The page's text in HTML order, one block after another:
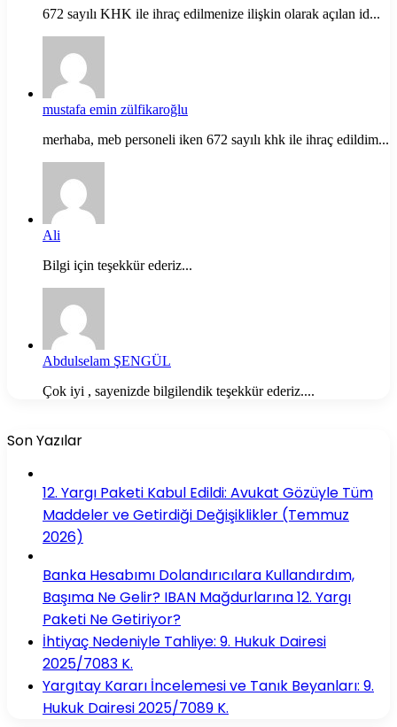
672 sayılı KHK ile ihraç edilmenize ilişkin olarak açılan id...
mustafa emin zülfikaroğlu
merhaba, meb personeli iken 672 sayılı khk ile ihraç edildim...
Ali
Bilgi için teşekkür ederiz...
Abdulselam ŞENGÜL
Çok iyi , sayenizde bilgilendik teşekkür ederiz....
Son Yazılar
12. Yargı Paketi Kabul Edildi: Avukat Gözüyle Tüm
Maddeler ve Getirdiği Değişiklikler (Temmuz
2026)
Banka Hesabımı Dolandırıcılara Kullandırdım,
Başıma Ne Gelir? IBAN Mağdurlarına 12. Yargı
Paketi Ne Getiriyor?
İhtiyaç Nedeniyle Tahliye: 9. Hukuk Dairesi
2025/7083 K.
Yargıtay Kararı İncelemesi ve Tanık Beyanları: 9.
Hukuk Dairesi 2025/7089 K.